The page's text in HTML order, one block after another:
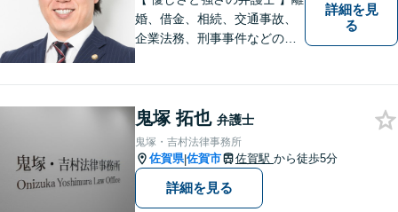
婚、借金、相続、交通事故、
企業法務、刑事事件などのご
なリーガルサービスを提供い
たします。
詳細を見
る
鬼塚 拓也 弁護士
鬼塚・吉村法律事務所
佐賀県|佐賀市 佐賀駅 から徒歩5分
詳細を見る